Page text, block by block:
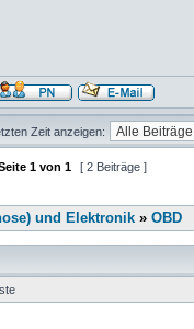
Zeit anzeigen:
1 von 1 [ 2 Beiträge ]
und Elektronik » OBD